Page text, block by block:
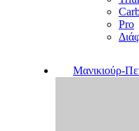
Pro
Μανικιούρ-